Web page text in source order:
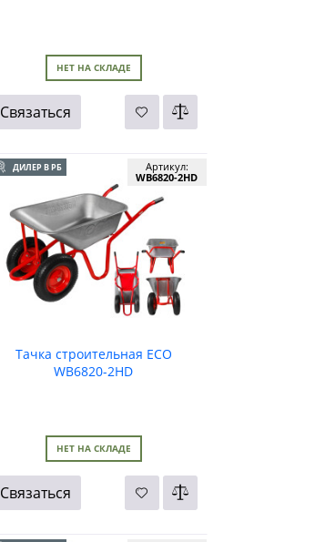
НЕТ НА СКЛАДЕ
Связаться
ДИЛЕР В РБ
Тачка строительная ECO
WB6820-2HD
Артикул:
WB6820-2HD
НЕТ НА СКЛАДЕ
Связаться